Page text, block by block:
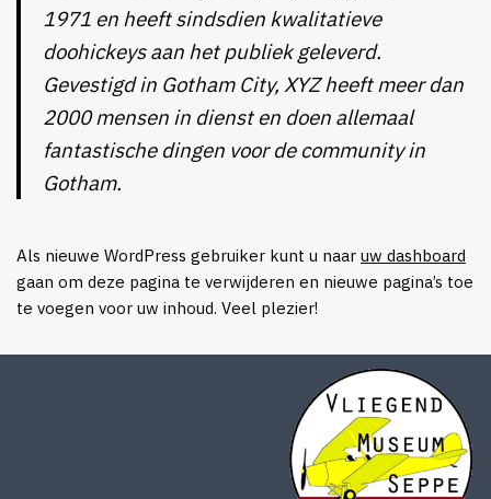
1971 en heeft sindsdien kwalitatieve
doohickeys aan het publiek geleverd.
Gevestigd in Gotham City, XYZ heeft meer dan
2000 mensen in dienst en doen allemaal
fantastische dingen voor de community in
Gotham.
Als nieuwe WordPress gebruiker kunt u naar uw dashboard
gaan om deze pagina te verwijderen en nieuwe pagina’s toe
te voegen voor uw inhoud. Veel plezier!